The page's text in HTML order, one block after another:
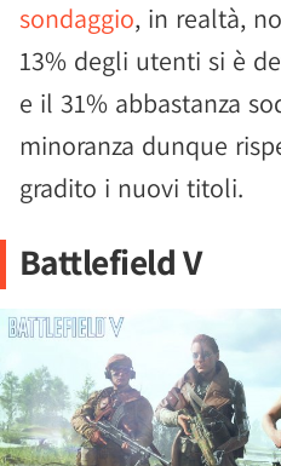
sondaggio, in realtà,
13% degli utenti si è
e il 31% abbastanza
minoranza dunque
gradito i nuovi titoli.
Battlefield V